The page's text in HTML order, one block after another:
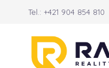
Tel.:+421 904 854 810